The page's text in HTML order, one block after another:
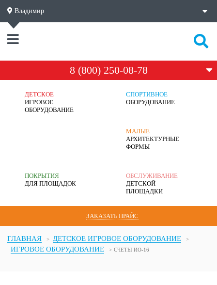
Владимир
8 (800) 250-08-78
ДЕТСКОЕ
ИГРОВОЕ
ОБОРУДОВАНИЕ
СПОРТИВНОЕ
ОБОРУДОВАНИЕ
МАЛЫЕ
АРХИТЕКТУРНЫЕ
ФОРМЫ
ПОКРЫТИЯ
ДЛЯ ПЛОЩАДОК
ОБСЛУЖИВАНИЕ
ДЕТСКОЙ
ПЛОЩАДКИ
ЗАКАЗАТЬ ПРАЙС
ГЛАВНАЯ
ДЕТСКОЕ ИГРОВОЕ ОБОРУДОВАНИЕ
ИГРОВОЕ ОБОРУДОВАНИЕ
СЧЕТЫ ИО-16